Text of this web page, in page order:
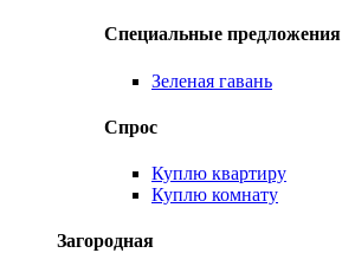
Специальные предложения
Зеленая гавань
Спрос
Куплю квартиру
Куплю комнату
Загородная